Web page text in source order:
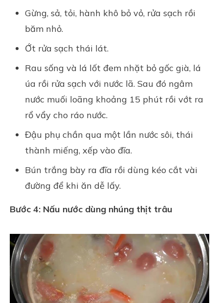
Gừng, sả, tỏi, hành khô bỏ vỏ, rửa sạch rồi
băm nhỏ.
Ớt rửa sạch thái lát.
Rau sống và lá lốt đem nhặt bỏ gốc già, lá
úa rồi rửa sạch với nước lã. Sau đó ngâm
nước muối loãng khoảng 15 phút rồi vớt ra
rổ vẩy cho ráo nước.
Đậu phụ chần qua một lần nước sôi, thái
thành miếng, xếp vào đĩa.
Bún trắng bày ra đĩa rồi dùng kéo cắt vài
đường để khi ăn dễ lấy.
Bước 4: Nấu nước dùng nhúng thịt trâu